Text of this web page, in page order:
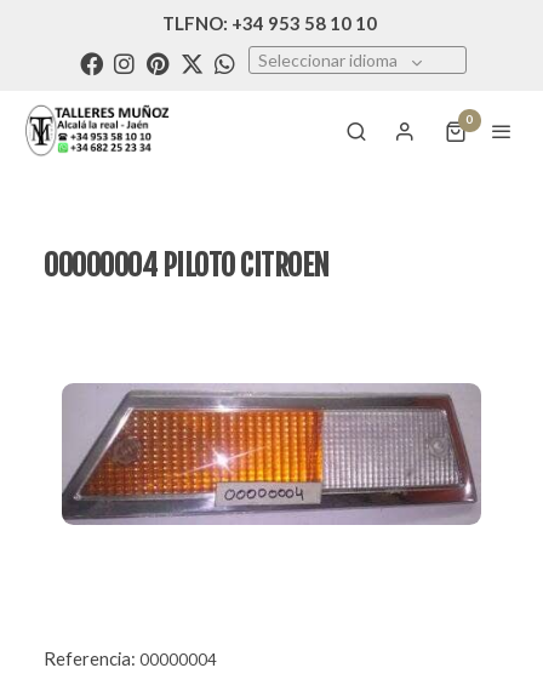
TLFNO: +34 953 58 10 10
Seleccionar idioma
0
00000004 PILOTO CITROEN
Referencia: 00000004